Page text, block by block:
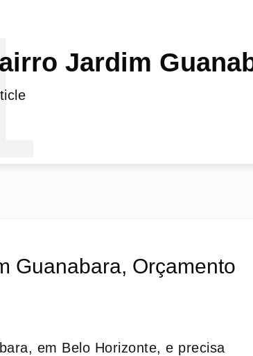
Jardim
Guanabara, Orçamento
em Belo Horizonte, e precisa